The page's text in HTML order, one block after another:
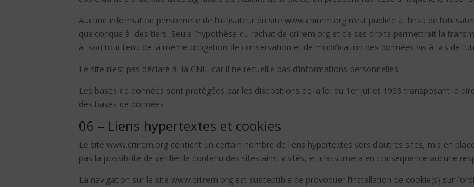
Aucune information personnelle de l’utilisateur du site www.criirem.org n’est publiée à l’insu de
quelconque à des tiers. Seule l’hypothèse du rachat de criirem.org et de ses droits permettrait la
à son tour tenu de la mème obligation de conservation et de modification des données vis à vis de
Le site n’est pas déclaré à la CNIL car il ne recueille pas d’informations personnelles. .
Les bases de données sont protégées par les dispositions de la loi du 1er juillet 1998 transposant la
des bases de données.
06 – Liens hypertextes et cookies
Le site www.criirem.org contient un certain nombre de liens hypertextes vers d’autres sites, mis en
pas la possibilité de vérifier le contenu des sites ainsi visités, et n’assumera en conséquence aucune
La navigation sur le site www.criirem.org est susceptible de provoquer l’installation de cookie(s) sur